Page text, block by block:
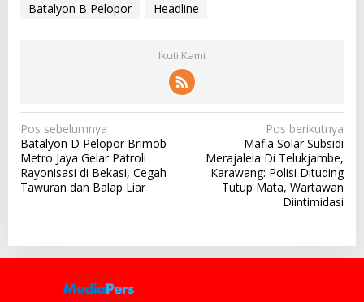
Batalyon B Pelopor Headline
Ikuti Kami
N
a
v
i
a
s
Pos sebelumnya
Batalyon D Pelopor Brimob
Metro Jaya Gelar Patroli
Rayonisasi di Bekasi, Cegah
Tawuran dan Balap Liar
Pos berikutnya
Mafia Solar Subsidi
Merajalela Di Telukjambe,
Karawang: Polisi Dituding
Tutup Mata, Wartawan
Diintimidasi